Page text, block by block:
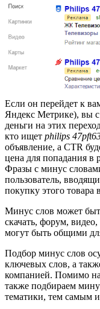
Если он перейдет к
Яндекс Метрике), вы с
деньги на этих
кто ищет philips
объявление, а CTR
цена для попадания в
Фразы с минус
пользователь,
покупку этого товара
Минус слов может
скачать, форум,
могут быть общими
Подбор минус слов
ключевых слов, а
компанией. Помимо
также подбираем
тематики, тем самым